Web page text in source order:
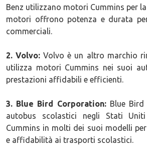
Benz utilizzano motori Cummins per
motori offrono potenza e durata
commerciali.
2. Volvo: Volvo è un altro marchio
utilizza motori Cummins nei suoi
prestazioni affidabili e efficienti.
3. Blue Bird Corporation:Blue Bird
autobus scolastici negli Stati
Cummins in molti dei suoi modelli
e affidabilità ai trasporti scolastici.